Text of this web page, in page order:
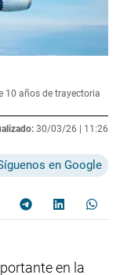
10 años de trayectoria
30/03/26 | 11:26
en Google
en la